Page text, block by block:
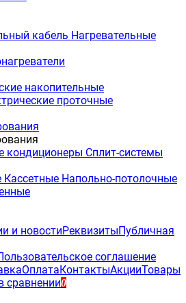
кабель Нагревательные
накопительные
проточные
кондиционеры Сплит-системы
Кассетные Напольно-потолочные
и новостиРеквизитыПубличная
соглашение
ОплатаКонтактыАкцииТовары
сравнении0